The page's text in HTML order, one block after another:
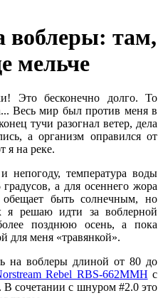
воблеры: там,
мельче
Это бесконечно долго. То
Весь мир был против меня в
тучи разогнал ветер, дела
а организм оправился от
я на реке.
непогоду, температура воды
а для осеннего жора
быть солнечным, но
я решаю идти за воблерной
позднюю осень, а пока
для меня «травянкой».
на воблеры длиной от 80 до
Rebel RBS-662MMH с
В сочетании с шнуром #2.0 это